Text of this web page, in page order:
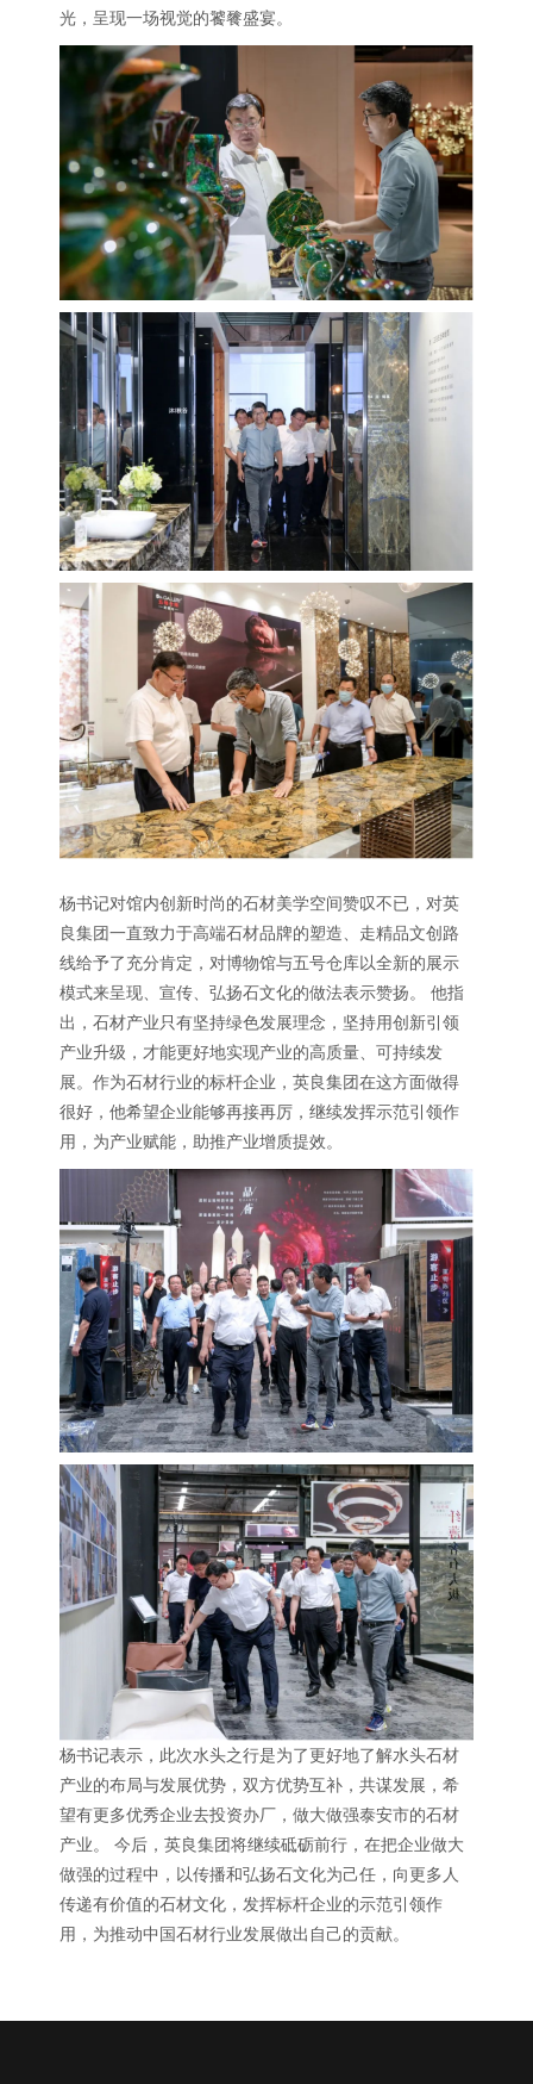
光，呈现一场视觉的饕餮盛宴。
杨书记对馆内创新时尚的石材美学空间赞叹不已，对英
良集团一直致力于高端石材品牌的塑造、走精品文创路
线给予了充分肯定，对博物馆与五号仓库以全新的展示
模式来呈现、宣传、弘扬石文化的做法表示赞扬。 他指
出，石材产业只有坚持绿色发展理念，坚持用创新引领
产业升级，才能更好地实现产业的高质量、可持续发
展。作为石材行业的标杆企业，英良集团在这方面做得
很好，他希望企业能够再接再厉，继续发挥示范引领作
用，为产业赋能，助推产业增质提效。
杨书记表示，此次水头之行是为了更好地了解水头石材
产业的布局与发展优势，双方优势互补，共谋发展，希
望有更多优秀企业去投资办厂，做大做强泰安市的石材
产业。 今后，英良集团将继续砥砺前行，在把企业做大
做强的过程中，以传播和弘扬石文化为己任，向更多人
传递有价值的石材文化，发挥标杆企业的示范引领作
用，为推动中国石材行业发展做出自己的贡献。